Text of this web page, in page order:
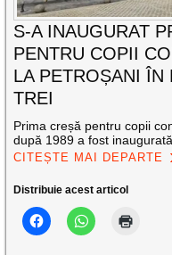
S-A INAUGURAT
PENTRU COPII
LA PETROȘANI ÎN
TREI
Prima creșă pentru copii
după 1989 a fost
CITEȘTE MAI DEPARTE
Distribuie acest articol